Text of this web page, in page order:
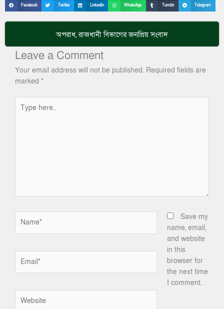
Facebook Twitter LinkedIn WhatsApp Tumblr Telegram
অপরাধ,রাজধানীবিভাগের জনপ্রিয় সংবাদ
Leave a Comment
Your email address will not be published. Required fields are
marked *
here..
Save my
name, email,
and website
in this
browser for
the next time
I comment.